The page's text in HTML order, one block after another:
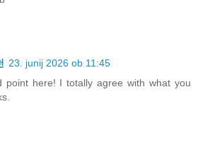
23. junij 2026 ob 11:45
point here! I totally agree with what you